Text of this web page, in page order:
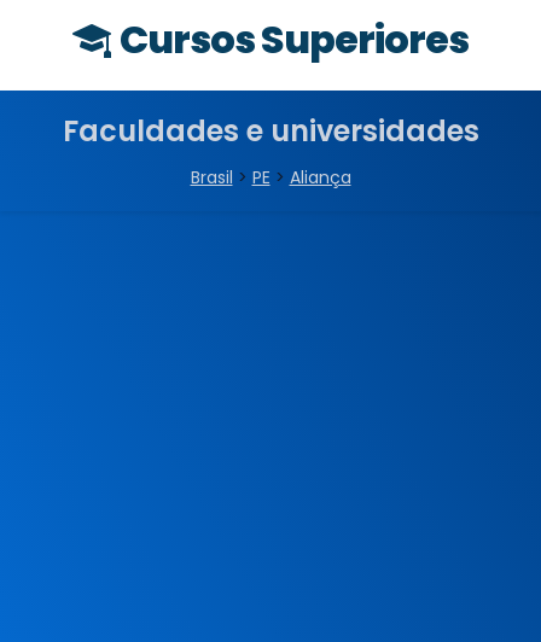
Cursos Superiores
Faculdades e universidades
Brasil > PE > Aliança